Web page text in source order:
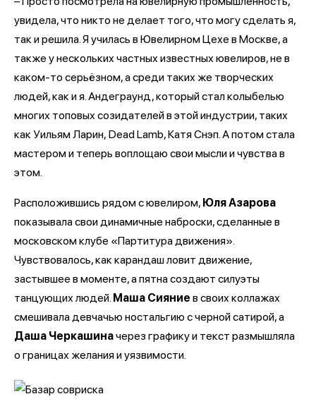
увидела, что никто не делает того, что могу сделать я,
так и решила. Я училась в Ювелирном Цехе в Москве, а
также у нескольких частных известных ювелиров, не в
каком-то серьёзном, а среди таких же творческих
людей, как и я. Андеграунд, который стал колыбелью
многих топовых созидателей в этой индустрии, таких
как Уильям Ларин, Dead Lamb, Катя Снэп. А потом стала
мастером и теперь воплощаю свои мысли и чувства в
этом.
Расположившись рядом с ювелиром, Юля Азарова
показывала свои динамичные наброски, сделанные в
московском клубе «Партитура движения».
Чувствовалось, как карандаш ловит движение,
застывшее в моменте, а пятна создают силуэты
танцующих людей. Маша Сияние в своих коллажах
смешивала девчачью ностальгию с черной сатирой, а
Даша Черкашиначерез графику и текст размышляла
о границах желания и уязвимости.